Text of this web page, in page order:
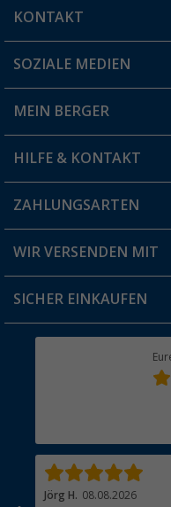
KONTAKT
Du hast eine Frage?
Filiale finden
SOZIALE MEDIEN
MEIN BERGER
Vorteilskarte
Blog
Jobs & Karriere
HILFE & KONTAKT
FAQ & Kontakt
Versandinformationen
Rücksendung
ZAHLUNGSARTEN
WIR VERSENDEN MIT
SICHER EINKAUFEN
Jörg H. 08.08.2026